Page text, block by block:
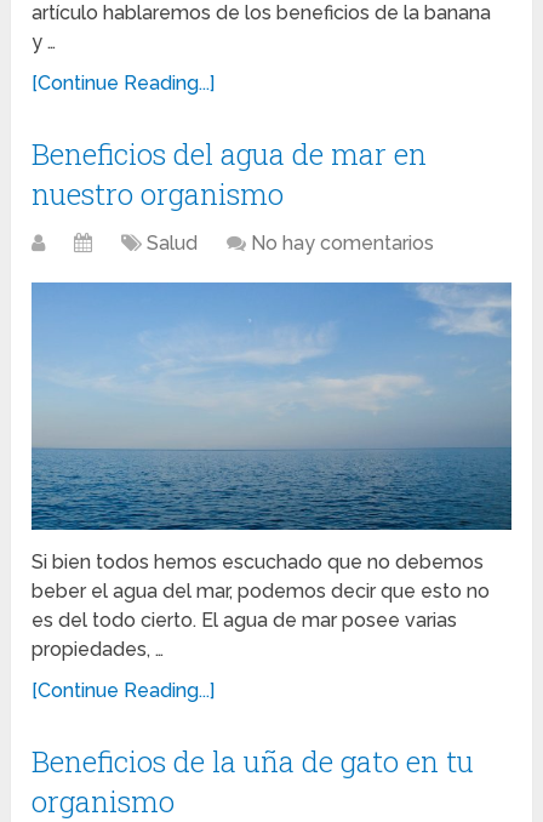
artículo hablaremos de los beneficios de la banana
y …
[Continue Reading...]
Beneficios del agua de mar en
nuestro organismo
Salud No hay comentarios
Si bien todos hemos escuchado que no debemos
beber el agua del mar, podemos decir que esto no
es del todo cierto. El agua de mar posee varias
propiedades, …
[Continue Reading...]
Beneficios de la uña de gato en tu
organismo